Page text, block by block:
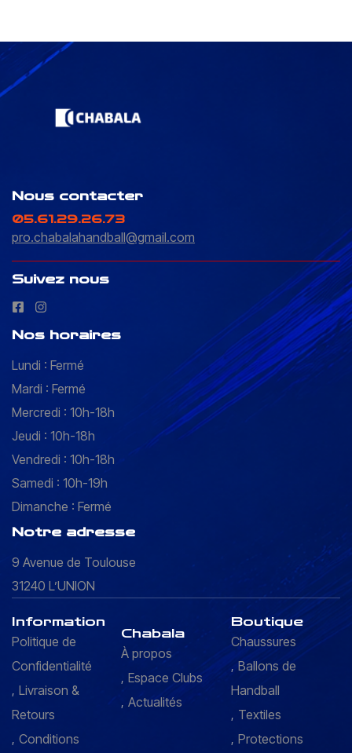
Nous contacter
05.61.29.26.73
pro.chabalahandball@gmail.com
Suivez nous
Nos horaires
Lundi : Fermé
Mardi : Fermé
Mercredi : 10h-18h
Jeudi : 10h-18h
Vendredi : 10h-18h
Samedi : 10h-19h
Dimanche : Fermé
Notre adresse
9 Avenue de Toulouse
31240 L’UNION
Information
Politique de
Confidentialité
Livraison &
Retours
Conditions
Chabala
À propos
Espace Clubs
Actualités
Boutique
Chaussures
Ballons de
Handball
Textiles
Protections